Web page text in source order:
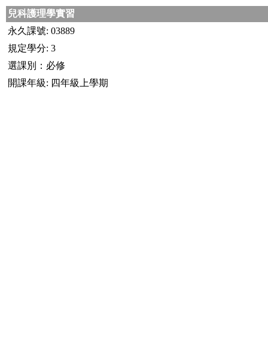
兒科護理學實習
永久課號: 03889
規定學分: 3
選課別：必修
開課年級: 四年級上學期